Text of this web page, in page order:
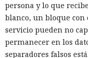
persona y lo que
blanco, un bloque con
servicio pueden no
permanecer en los
separadores falsos